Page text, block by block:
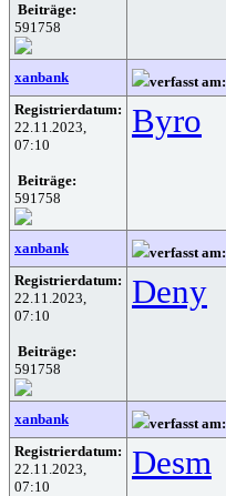
Beiträge:
591758
xanbank verfasst am:
Registrierdatum:
22.11.2023,
07:10
Beiträge:
591758
Byro
xanbank verfasst am:
Registrierdatum:
22.11.2023,
07:10
Beiträge:
591758
Deny
xanbank verfasst am:
Registrierdatum:
22.11.2023,
07:10
Desm